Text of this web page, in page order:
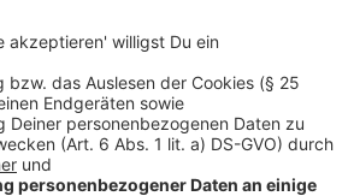
Auch wenn der Werbeanruf nicht
war, der Vertrag ist gültig.
Fällen. Es gibt aber